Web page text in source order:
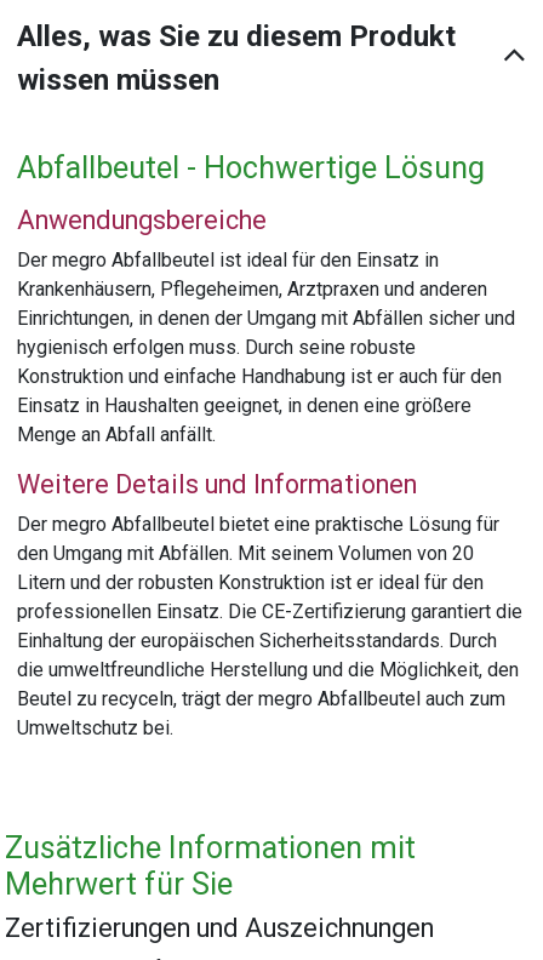
Alles, was Sie zu diesem Produkt
wissen müssen
Abfallbeutel - Hochwertige Lösung
Anwendungsbereiche
Der megro Abfallbeutel ist ideal für den Einsatz in
Krankenhäusern, Pflegeheimen, Arztpraxen und anderen
Einrichtungen, in denen der Umgang mit Abfällen sicher und
hygienisch erfolgen muss. Durch seine robuste
Konstruktion und einfache Handhabung ist er auch für den
Einsatz in Haushalten geeignet, in denen eine größere
Menge an Abfall anfällt.
Weitere Details und Informationen
Der megro Abfallbeutel bietet eine praktische Lösung für
den Umgang mit Abfällen. Mit seinem Volumen von 20
Litern und der robusten Konstruktion ist er ideal für den
professionellen Einsatz. Die CE-Zertifizierung garantiert die
Einhaltung der europäischen Sicherheitsstandards. Durch
die umweltfreundliche Herstellung und die Möglichkeit, den
Beutel zu recyceln, trägt der megro Abfallbeutel auch zum
Umweltschutz bei.
Zusätzliche Informationen mit
Mehrwert für Sie
Zertifizierungen und Auszeichnungen